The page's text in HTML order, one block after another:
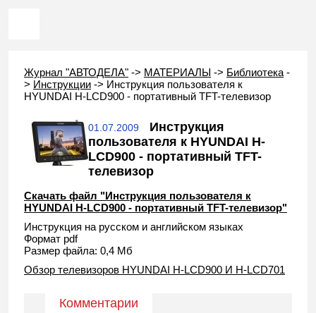
Журнал "АВТОДЕЛА" -> МАТЕРИАЛЫ -> Библиотека -
> Инструкции -> Инструкция пользователя к
HYUNDAI H-LCD900 - портативный TFT-телевизор
01.07.2009
Инструкция
пользователя к HYUNDAI H-
LCD900 - портативный TFT-
телевизор
Скачать файл "Инструкция пользователя к
HYUNDAI H-LCD900 - портативный TFT-телевизор"
Инструкция на русском и английском языках
Формат pdf
Размер файла: 0,4 Мб
Обзор телевизоров HYUNDAI H-LCD900 И H-LCD701
Комментарии